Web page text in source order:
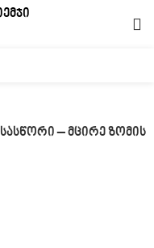
სასწორი – მცირე ზომის